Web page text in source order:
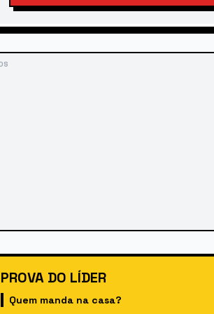
PROVA DO LÍDER
Quem manda na casa?